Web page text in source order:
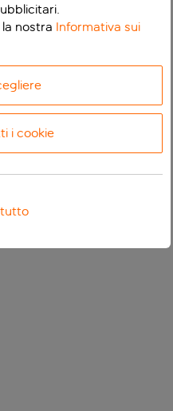
nostra Informativa sui
i cookie